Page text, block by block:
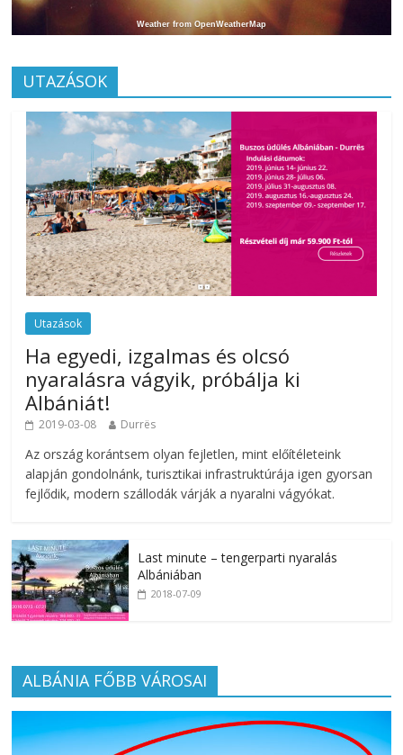
Weather from OpenWeatherMap
UTAZÁSOK
Utazások
Ha egyedi, izgalmas és olcsó
nyaralásra vágyik, próbálja ki
Albániát!
2019-03-08 Durrës
Az ország korántsem olyan fejletlen, mint előítéleteink
alapján gondolnánk, turisztikai infrastruktúrája igen gyorsan
fejlődik, modern szállodák várják a nyaralni vágyókat.
Last minute – tengerparti nyaralás
Albániában
2018-07-09
ALBÁNIA FŐBB VÁROSAI